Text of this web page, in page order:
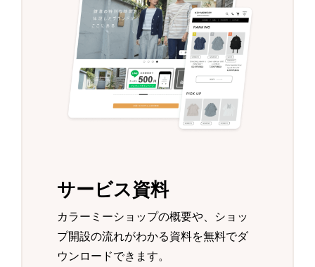
サービス資料
カラーミーショップの概要や、ショッ
プ開設の流れがわかる資料を無料でダ
ウンロードできます。